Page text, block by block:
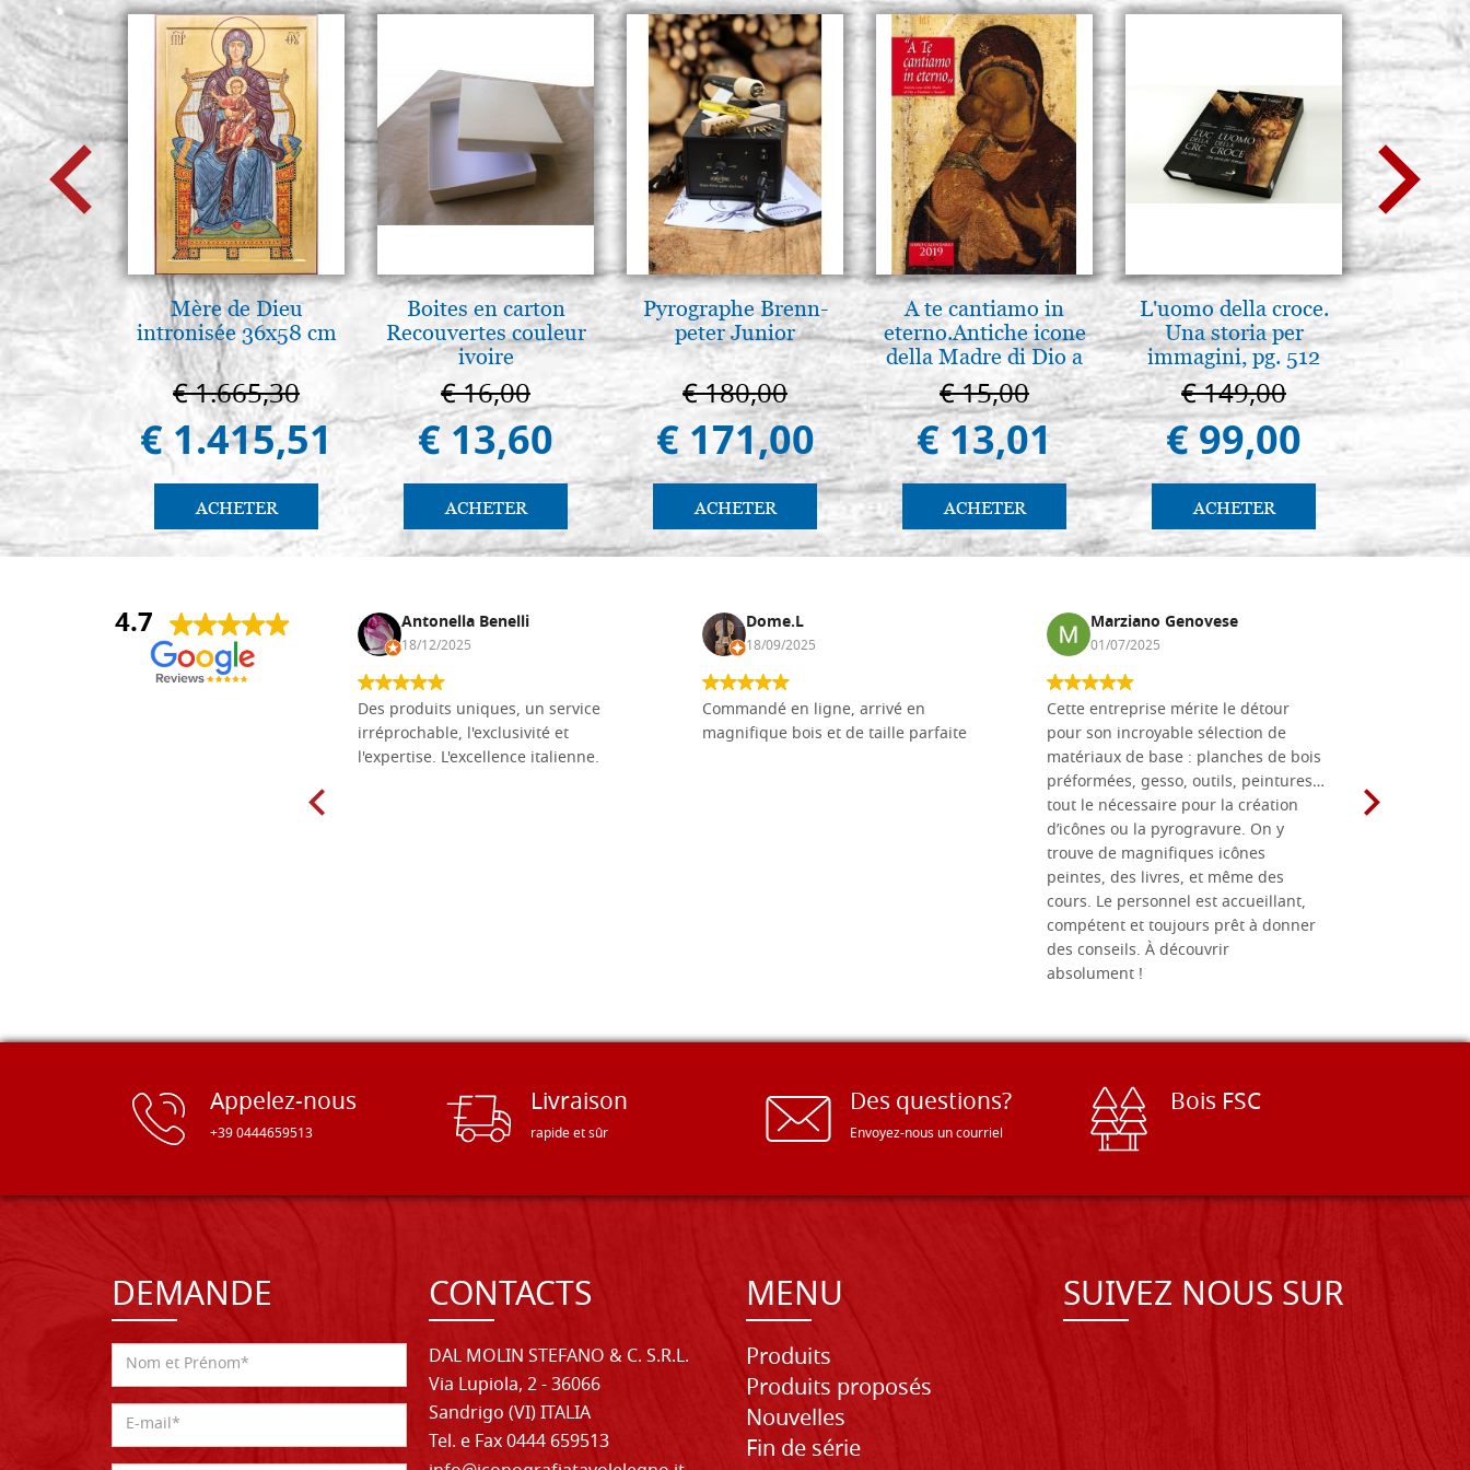
Mère de Dieu
intronisée 36x58 cm
€ 1.665,30
€ 1.415,51
ACHETER
Boites en carton
Recouvertes couleur
ivoire
€ 16,00
€ 13,60
ACHETER
Pyrographe Brenn-
peter Junior
€ 180,00
€ 171,00
ACHETER
A te cantiamo in
eterno.Antiche icone
della Madre di Dio a
Vladimir e Suzdal
(libro-cal. 2019))
€ 15,00
€ 13,01
ACHETER
L'uomo della croce.
Una storia per
immagini, pg. 512
€ 149,00
€ 99,00
ACHETER
€
4.7
Daniel Vandewalle Antonella Benelli
18/12/2025
Des produits uniques, un service
irréprochable, l'exclusivité et
l'expertise. L'excellence italienne.
Dome.L
18/09/2025
Commandé en ligne, arrivé en
magnifique bois et de taille parfaite
Marziano Genovese
01/07/2025
Cette entreprise mérite le détour
pour son incroyable sélection de
matériaux de base : planches de bois
préformées, gesso, outils, peintures…
tout le nécessaire pour la création
d’icônes ou la pyrogravure. On y
trouve de magnifiques icônes
peintes, des livres, et même des
cours. Le personnel est accueillant,
compétent et toujours prêt à donner
des conseils. À découvrir
absolument !
Appelez-nous
+39 0444659513
Livraison
rapide et sûr
Des questions?
Envoyez-nous un courriel
Bois FSC
DEMANDE CONTACTS
DAL MOLIN STEFANO & C. S.R.L.
Via Lupiola, 2 - 36066
Sandrigo (VI) ITALIA
Tel. e Fax 0444 659513
MENU
Produits
Produits proposés
Nouvelles
Fin de série
SUIVEZ NOUS SUR